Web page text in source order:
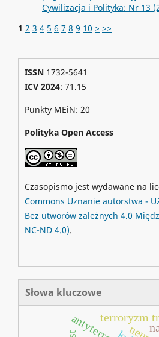
Cywilizacja i Polityka: Nr 13
1 2 3 4 5 6 7 8 9 10 > >>
ISSN1732-5641
ICV 2024: 71.15
Punkty MEiN: 20
Polityka Open Access
Czasopismo jest wydawane na
Commons Uznanie autorstwa -
Bez utworów zależnych 4.0
NC-ND 4.0).
Słowa kluczowe
terroryzm